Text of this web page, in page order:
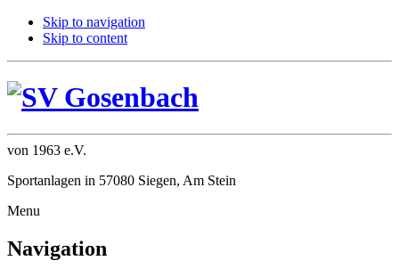
Skip to navigation
Skip to content
von 1963 e.V.
Sportanlagen in 57080 Siegen, Am Stein
Menu
Navigation